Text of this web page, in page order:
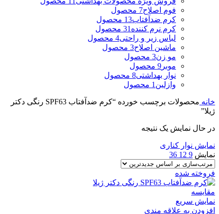
فوم اصلاح7 محصول
کرم ضدآفتاب13 محصول
کرم نرم کننده 31 محصول
لباس زیر و راحتی4 محصول
ماشین اصلاح3 محصول
مو زن3 محصول
موبر 9 محصول
نوار بهداشتی8 محصول
وازلین 1 محصول
خانه
محصولات برچسب خورده “کرم ضدآفتاب SPF63 رنگی دکتر
ژیلا”
در حال نمایش یک نتیجه
نمایش نوار کناری
نمایش 9
12
36
فروخته شده
مقايسه
نمایش سریع
افزودن به علاقه مندی